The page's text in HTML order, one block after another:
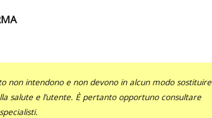
non intendono e non devono in alcun modo sostituire
salute e l’utente. È pertanto opportuno consultare